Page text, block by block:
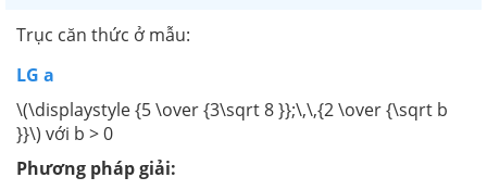
Trục căn thức ở mẫu:
LG a
\(\displaystyle {5 \over {3\sqrt 8 }};\,\,{2 \over {\sqrt b
}}\) với b > 0
Phương pháp giải: